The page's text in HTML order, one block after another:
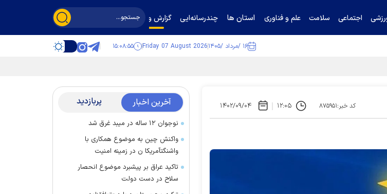
اجتماعی سلامت علم و فناوری استان ها چندرسانه‌ایی گزارش و گفت‌وگو
۱۶ /مرداد /۱۴۰۵ Friday 07 August 2026 ۱۵:۰۸:۵۶
کد خبر:۸۷۵۹۵۱ ۱۲:۰۵ ۱۴۰۲/۰۹/۰۴ آخرین اخبار پربازدید
نوجوان ۱۲ ساله در میبد غرق شد
واکنش چین به موضوع همکاری با
واشنگتآمریکا ن در زمینه امنیت
تاکید عراق بر پیشبرد موضوع انحصار
سلاح در دست دولت